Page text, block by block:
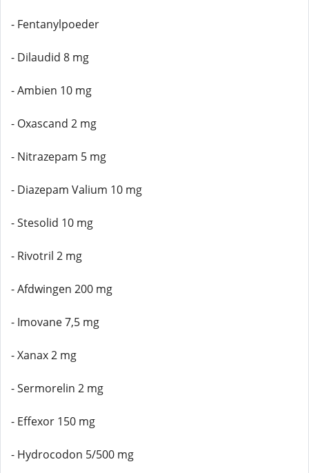
- Fentanylpoeder
- Dilaudid 8 mg
- Ambien 10 mg
- Oxascand 2 mg
- Nitrazepam 5 mg
- Diazepam Valium 10 mg
- Stesolid 10 mg
- Rivotril 2 mg
- Afdwingen 200 mg
- Imovane 7,5 mg
- Xanax 2 mg
- Sermorelin 2 mg
- Effexor 150 mg
- Hydrocodon 5/500 mg